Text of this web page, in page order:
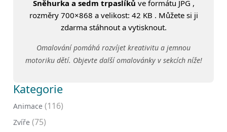
Sněhurka a sedm trpaslíků ve formátu JPG ,
rozměry 700×868 a velikost: 42 KB . Můžete si ji
zdarma stáhnout a vytisknout.
Omalování pomáhá rozvíjet kreativitu a jemnou
motoriku dětí. Objevte další omalovánky v sekcích níže!
Kategorie
Animace (116)
Zvíře (75)